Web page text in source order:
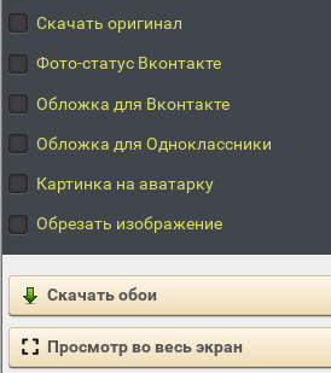
Скачать оригинал
Фото-статус Вконтакте
Обложка для Вконтакте
Обложка для Одноклассники
Картинка на аватарку
Обрезать изображение
Скачать обои
Просмотр во весь экран